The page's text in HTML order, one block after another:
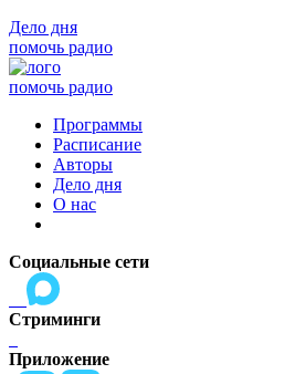
Дело дня
помочь радио
помочь радио
Программы
Расписание
Авторы
Дело дня
О нас
Социальные сети
Стриминги
Приложение